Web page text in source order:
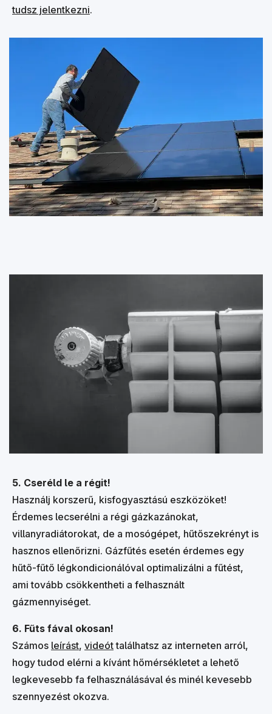
tudsz jelentkezni.
5. Cseréld le a régit!
Használj korszerű, kisfogyasztású eszközöket!
Érdemes lecserélni a régi gázkazánokat,
villanyradiátorokat, de a mosógépet, hűtőszekrényt is
hasznos ellenőrizni. Gázfűtés esetén érdemes egy
hűtő-fűtő légkondicionálóval optimalizálni a fűtést,
ami tovább csökkentheti a felhasznált
gázmennyiséget.
6. Fűts fával okosan!
Számos leírást, videóttalálhatsz az interneten arról,
hogy tudod elérni a kívánt hőmérsékletet a lehető
legkevesebb fa felhasználásával és minél kevesebb
szennyezést okozva.